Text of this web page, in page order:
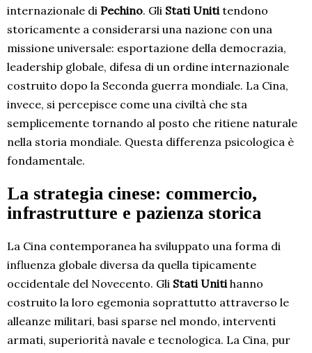
internazionale di Pechino. Gli Stati Unititendono
storicamente a considerarsi una nazione con una
missione universale: esportazione della democrazia,
leadership globale, difesa di un ordine internazionale
costruito dopo la Seconda guerra mondiale. La Cina,
invece, si percepisce come una civiltà che sta
semplicemente tornando al posto che ritiene naturale
nella storia mondiale. Questa differenza psicologica è
fondamentale.
La strategia cinese: commercio,
infrastrutture e pazienza storica
La Cina contemporanea ha sviluppato una forma di
influenza globale diversa da quella tipicamente
occidentale del Novecento. Gli Stati Unitihanno
costruito la loro egemonia soprattutto attraverso le
alleanze militari, basi sparse nel mondo, interventi
armati, superiorità navale e tecnologica. La Cina, pur